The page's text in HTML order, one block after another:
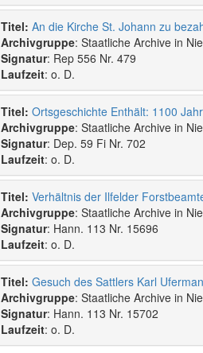
Titel: An die Kirche St. Johann zu
Archivgruppe: Staatliche Archive in
Signatur: Rep 556 Nr. 479
Laufzeit: o. D.
Titel:
Archivgruppe: Staatliche Archive in
Signatur: Dep. 59 Fi Nr. 702
Laufzeit: o. D.
Titel: Verhältnis der Ilfelder
Archivgruppe: Staatliche Archive in
Signatur: Hann. 113 Nr. 15696
Laufzeit: o. D.
Titel:
Archivgruppe: Staatliche Archive in
Signatur: Hann. 113 Nr. 15702
Laufzeit: o. D.